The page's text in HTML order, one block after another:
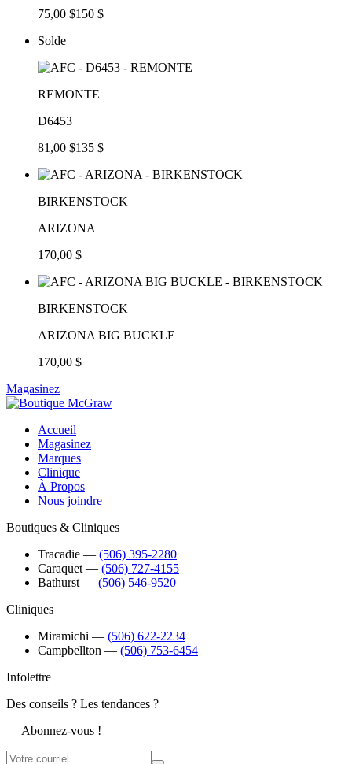
75,00 $150 $
Solde
REMONTE
D6453
81,00 $135 $
BIRKENSTOCK
ARIZONA
170,00 $
BIRKENSTOCK
ARIZONA BIG BUCKLE
170,00 $
Magasinez
Accueil
Magasinez
Marques
Clinique
À Propos
Nous joindre
Boutiques & Cliniques
Tracadie ― (506) 395-2280
Caraquet ― (506) 727-4155
Bathurst ― (506) 546-9520
Cliniques
Miramichi ― (506) 622-2234
Campbellton ― (506) 753-6454
Infolettre
Des conseils ? Les tendances ?
― Abonnez-vous !